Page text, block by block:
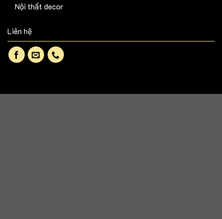
Nội thất decor
Liên hệ